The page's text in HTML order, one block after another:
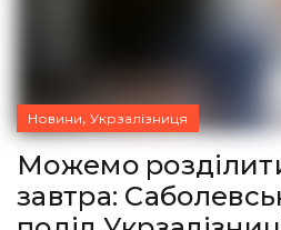
Новини, Укрзалізниця
Можемо
завтра: